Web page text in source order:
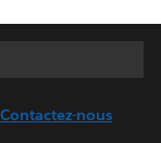
Contactez-nous